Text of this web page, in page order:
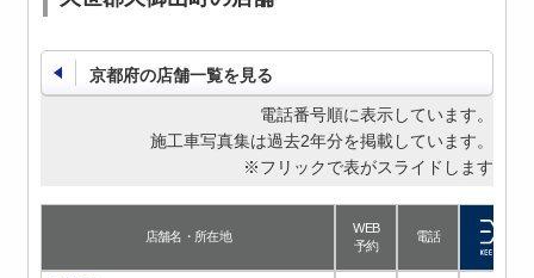
京都府の店舗一覧を見る
電話番号順に表示しています。
施工車写真集は過去2年分を掲載しています。
※フリックで表がスライドします
店舗名・所在地
WEB
予約
電話